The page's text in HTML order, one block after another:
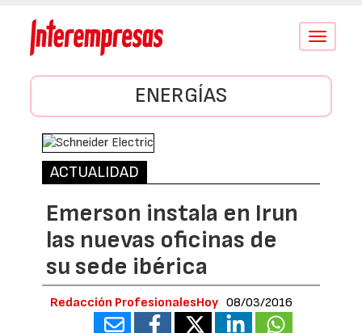
Conmutar
ENERGÍAS
ACTUALIDAD
Emerson instala en Irun
las nuevas oficinas de
su sede ibérica
Redacción ProfesionalesHoy 08/03/2016